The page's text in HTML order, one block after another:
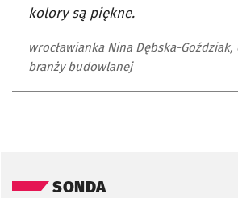
kolory są piękne.
wrocławianka Nina Dębska-
branży budowlanej
SONDA